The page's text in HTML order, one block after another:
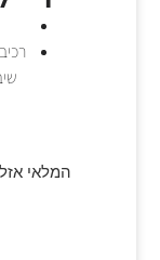
המלאי אזל